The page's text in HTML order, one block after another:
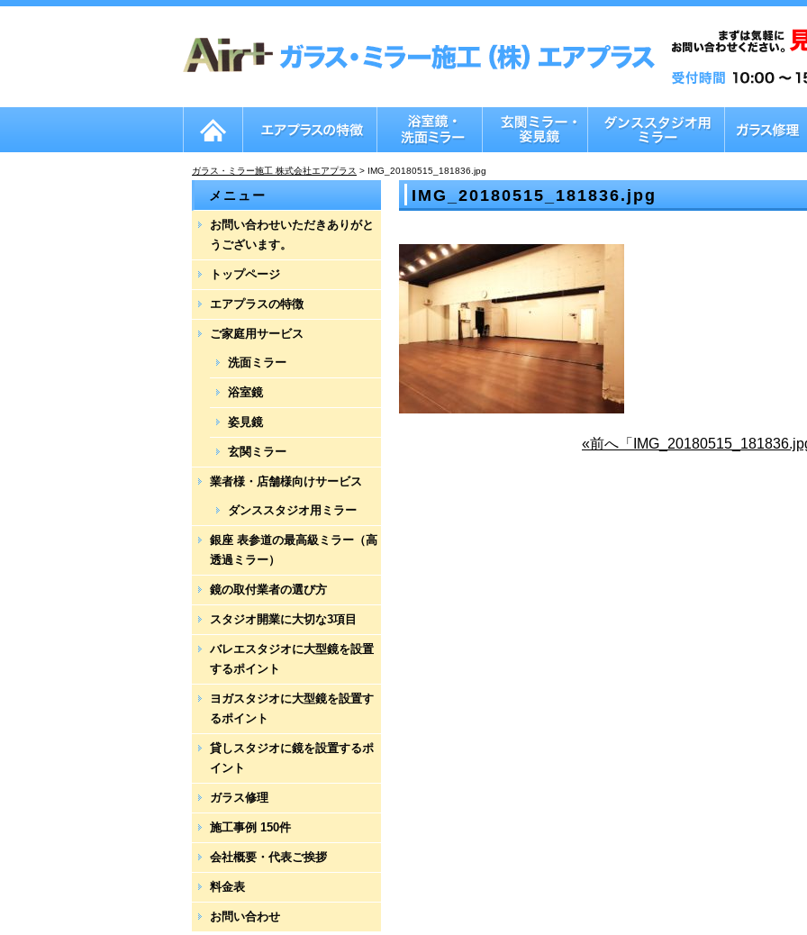
ガラス・ミラー施工 株式会社エアプラス > IMG_20180515_181836.jpg
IMG_20180515_181836.jpg
«前へ「
メニュー
お問い合わせいただきありがと
うございます。
トップページ
エアプラスの特徴
ご家庭用サービス
洗面ミラー
浴室鏡
姿見鏡
玄関ミラー
業者様・店舗様向けサービス
ダンススタジオ用ミラー
銀座 表参道の最高級ミラー（高
透過ミラー）
鏡の取付業者の選び方
スタジオ開業に大切な3項目
バレエスタジオに大型鏡を設置
するポイント
ヨガスタジオに大型鏡を設置す
るポイント
貸しスタジオに鏡を設置するポ
イント
ガラス修理
施工事例 150件
会社概要・代表ご挨拶
料金表
お問い合わせ